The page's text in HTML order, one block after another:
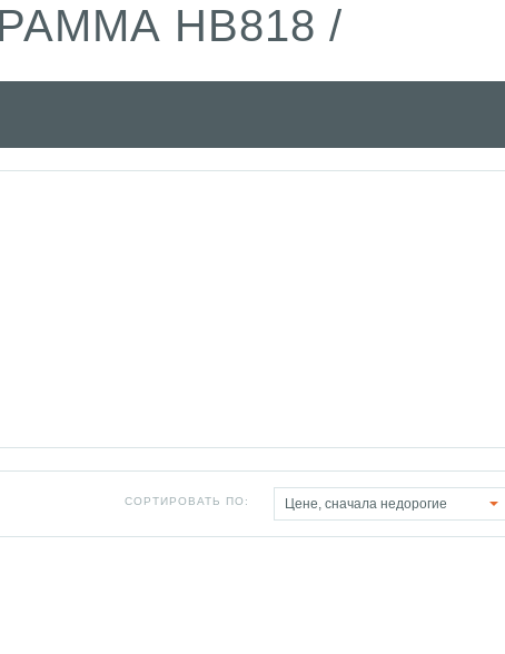
HB818 /
СОРТИРОВАТЬ ПО: Цене, сначала недорогие